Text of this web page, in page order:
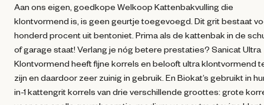
Aan ons eigen, goedkope Welkoop Kattenbakvulling die
klontvormend is, is geen geurtje toegevoegd. Dit grit bestaat
honderd procent uit bentoniet. Prima als de kattenbak in de
of garage staat! Verlang je nóg betere prestaties? Sanicat Ultra
Klontvormend heeft fijne korrels en belooft ultra klontvormend
zijn en daardoor zeer zuinig in gebruik. En Biokat’s gebruikt in
in-1 kattengrit korrels van drie verschillende groottes: grote